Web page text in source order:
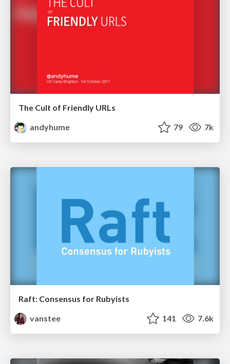
The Cult of Friendly URLs
andyhume
79 7k
Raft: Consensus for Rubyists
vanstee
141 7.6k